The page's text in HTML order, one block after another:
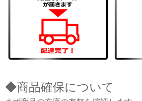
◆商品確保について